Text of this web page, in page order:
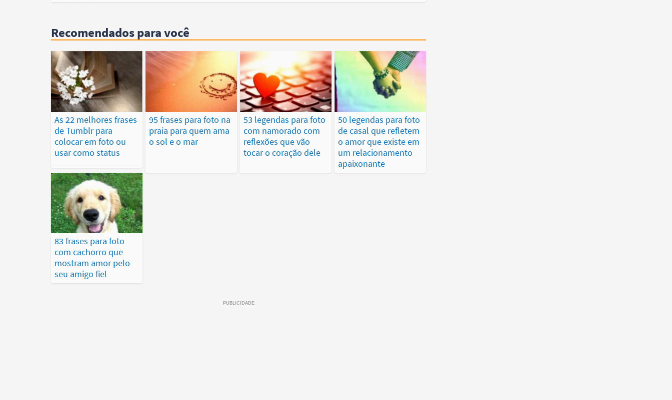
Recomendados para você
As 22 melhores frases
de Tumblr para
colocar em foto ou
usar como status
95 frases para foto na
praia para quem ama
o sol e o mar
53 legendas para foto
com namorado com
reflexões que vão
tocar o coração dele
50 legendas para foto
de casal que refletem
o amor que existe em
um relacionamento
apaixonante
83 frases para foto
com cachorro que
mostram amor pelo
seu amigo fiel